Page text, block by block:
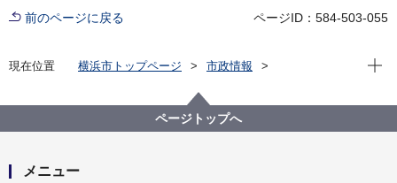
前のページに戻る ページID：584-503-055
現在位置 横浜市トップページ
市政情報
令和７年度金沢区人権啓発×防災講演会 みんなでつ
くる！安心できる避難所―男女共同参画の視点から考
現在
ページトップへ
メニュー